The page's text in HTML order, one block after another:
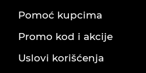
Pomoć kupcima
Promo kod i akcije
Uslovi korišćenja